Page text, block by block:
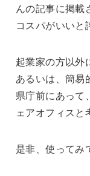
んの記事に掲載
コスパがいいと
起業家の方以外
あるいは、簡易
県庁前にあって
ェアオフィスと
是非、使ってみ